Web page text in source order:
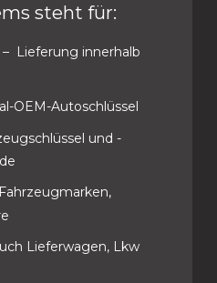
steht für:
– Lieferung innerhalb
OEM-Autoschlüssel
und -
Lieferwagen, Lkw